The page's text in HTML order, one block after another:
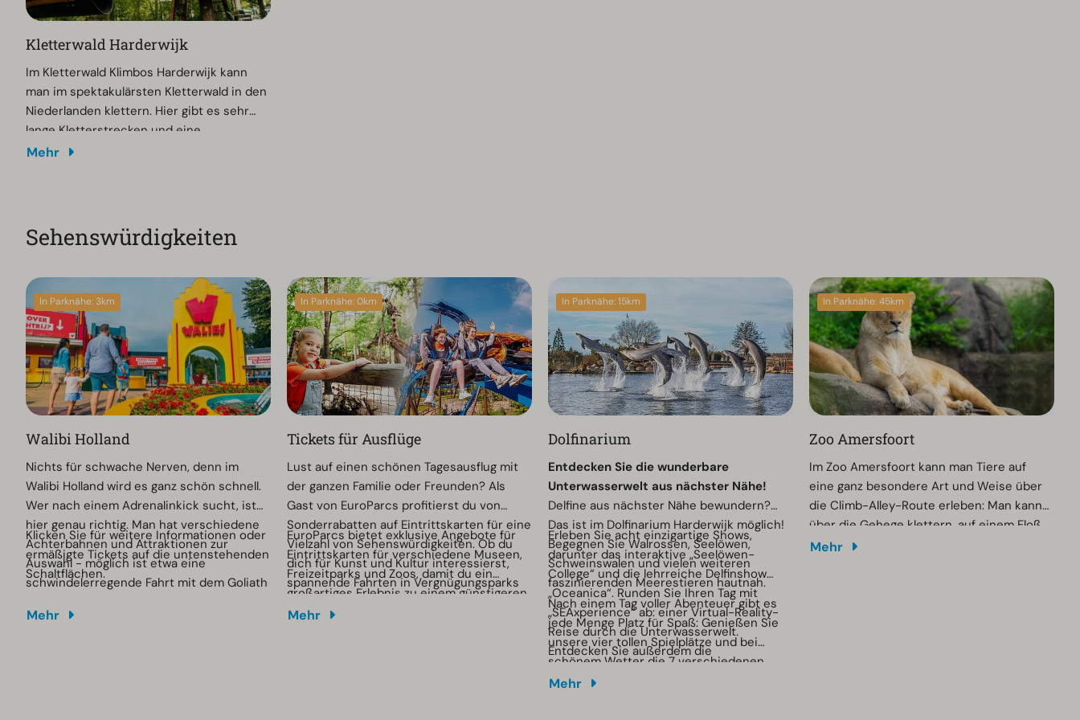
Kletterwald Harderwijk
Im Kletterwald Klimbos Harderwijk kann
man im spektakulärsten Kletterwald in den
Niederlanden klettern. Hier gibt es sehr
lange Kletterstrecken und eine
Rollercoaster Zipleine, an der man durch
Mehr
Sehenswürdigkeiten
In Parknähe: 3km
Walibi Holland
Nichts für schwache Nerven, denn im
Walibi Holland wird es ganz schön schnell.
Wer nach einem Adrenalinkick sucht, ist
hier genau richtig. Man hat verschiedene
Achterbahnen und Attraktionen zur
Auswahl - möglich ist etwa eine
schwindelerregende Fahrt mit dem Goliath
Condor. Natürlich darf eine Fahrt mit
Klicken Sie für weitere Informationen oder
ermäßigte Tickets auf die untenstehenden
Schaltflächen.
Mehr
In Parknähe: 0km
Tickets für Ausflüge
Lust auf einen schönen Tagesausflug mit
der ganzen Familie oder Freunden? Als
Gast von EuroParcs profitierst du von
Sonderrabatten auf Eintrittskarten für eine
Vielzahl von Sehenswürdigkeiten. Ob du
dich für Kunst und Kultur interessierst,
spannende Fahrten in Vergnügungsparks
unterhaltsamen Tag im Zoo – hier ist für
EuroParcs bietet exklusive Angebote für
Eintrittskarten für verschiedene Museen,
Freizeitparks und Zoos, damit du ein
großartiges Erlebnis zu einem günstigeren
Preis genießen kannst. Buche deine
Mehr
In Parknähe: 15km
Dolfinarium
Entdecken Sie die wunderbare
Unterwasserwelt aus nächster Nähe!
Delfine aus nächster Nähe bewundern?
Das ist im Dolfinarium Harderwijk möglich!
Begegnen Sie Walrossen, Seelöwen,
Schweinswalen und vielen weiteren
faszinierenden Meerestieren hautnah.
Erleben Sie acht einzigartige Shows,
darunter das interaktive „Seelöwen-
College“ und die lehrreiche Delfinshow
„Oceanica“. Runden Sie Ihren Tag mit
„SEAxperience“ ab: einer Virtual-Reality-
Reise durch die Unterwasserwelt.
Entdecken Sie außerdem die
Jubiläum des Dolfinariums und erfahren
Nach einem Tag voller Abenteuer gibt es
jede Menge Platz für Spaß: Genießen Sie
unsere vier tollen Spielplätze und bei
schönem Wetter die 7 verschiedenen
Wasserrutschen in der Wasserattraktion
Mehr
In Parknähe: 45km
Zoo Amersfoort
Im Zoo Amersfoort kann man Tiere auf
eine ganz besondere Art und Weise über
die Climb-Alley-Route erleben: Man kann
über die Gehege klettern, auf einem Floß
verschiedene Vögel entdecken, an
Mehr